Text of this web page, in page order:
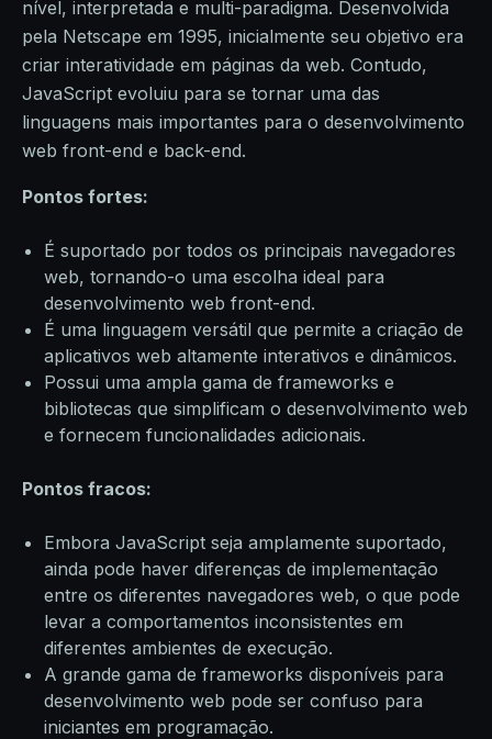
nível, interpretada e multi-paradigma. Desenvolvida
pela Netscape em 1995, inicialmente seu objetivo era
criar interatividade em páginas da web. Contudo,
JavaScript evoluiu para se tornar uma das
linguagens mais importantes para o desenvolvimento
web front-end e back-end.
Pontos fortes:
É suportado por todos os principais navegadores
web, tornando-o uma escolha ideal para
desenvolvimento web front-end.
É uma linguagem versátil que permite a criação de
aplicativos web altamente interativos e dinâmicos.
Possui uma ampla gama de frameworks e
bibliotecas que simplificam o desenvolvimento web
e fornecem funcionalidades adicionais.
Pontos fracos:
Embora JavaScript seja amplamente suportado,
ainda pode haver diferenças de implementação
entre os diferentes navegadores web, o que pode
levar a comportamentos inconsistentes em
diferentes ambientes de execução.
A grande gama de frameworks disponíveis para
desenvolvimento web pode ser confuso para
iniciantes em programação.